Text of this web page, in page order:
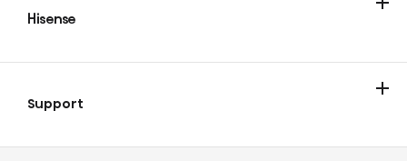
Hisense
Support